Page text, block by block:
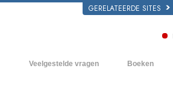
GERELATEERDE SITES
Veelgestelde vragen Boeken